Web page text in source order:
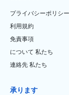
プライバシーポリシー
利用規約
免責事項
について 私たち
連絡先 私たち
承ります